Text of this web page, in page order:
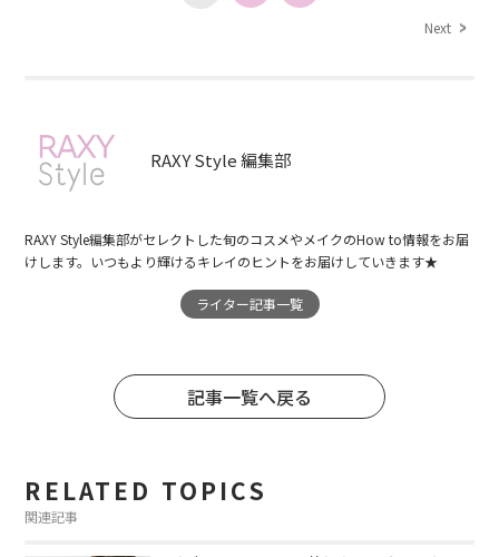
Next
RAXY Style 編集部
RAXY Style編集部がセレクトした旬のコスメやメイクのHow to情報をお届
けします。いつもより輝けるキレイのヒントをお届けしていきます★
ライター記事一覧
記事一覧へ戻る
RELATED TOPICS
関連記事